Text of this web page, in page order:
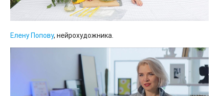
ЕленуПопову, нейрохудожника.